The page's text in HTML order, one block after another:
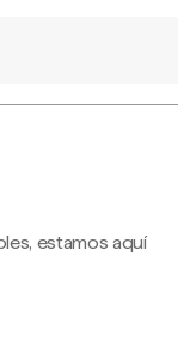
estamos aquí